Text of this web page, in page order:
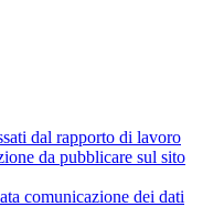
dal rapporto di lavoro
da pubblicare sul sito
comunicazione dei dati